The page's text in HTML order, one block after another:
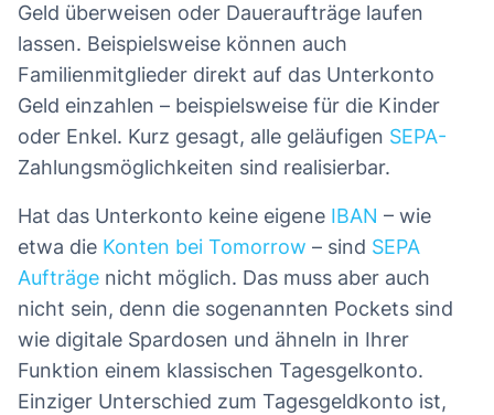
Geld überweisen oder Daueraufträge laufen
lassen. Beispielsweise können auch
Familienmitglieder direkt auf das Unterkonto
Geld einzahlen – beispielsweise für die Kinder
oder Enkel. Kurz gesagt, alle geläufigen SEPA-
Zahlungsmöglichkeiten sind realisierbar.
Hat das Unterkonto keine eigene IBAN – wie
etwa die Konten bei Tomorrow – sind SEPA
Aufträge nicht möglich. Das muss aber auch
nicht sein, denn die sogenannten Pockets sind
wie digitale Spardosen und ähneln in Ihrer
Funktion einem klassischen Tagesgelkonto.
Einziger Unterschied zum Tagesgeldkonto ist,